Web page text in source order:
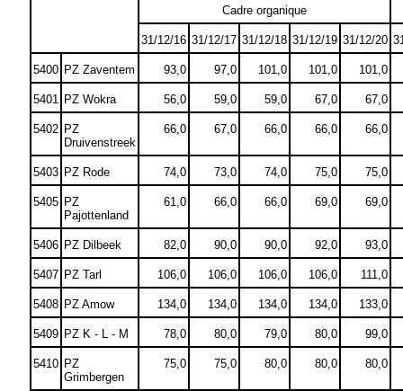
Cadre organique
31/12/16 31/12/17 31/12/18 31/12/19 31/12/20
5400 PZ Zaventem 93,0 97,0 101,0 101,0 101,0
5401 PZ Wokra 56,0 59,0 59,0 67,0 67,0
5402 PZ
Druivenstreek
66,0 67,0 66,0 66,0 66,0
5403 PZ Rode 74,0 73,0 74,0 75,0 75,0
5405 PZ
Pajottenland
61,0 66,0 66,0 69,0 69,0
5406 PZ Dilbeek 82,0 90,0 90,0 92,0 93,0
5407 PZ Tarl 106,0 106,0 106,0 106,0 111,0
5408 PZ Amow 134,0 134,0 134,0 134,0 133,0
5409 PZ K - L - M 78,0 80,0 79,0 80,0 99,0
5410 PZ
Grimbergen
75,0 75,0 80,0 80,0 80,0